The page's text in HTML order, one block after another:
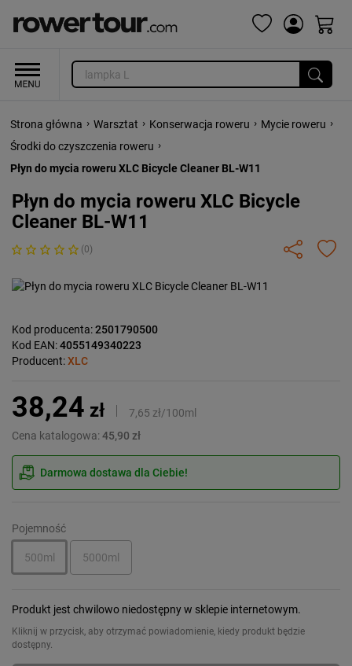
Strona główna › Warsztat › Konserwacja roweru › Mycie roweru ›
Środki do czyszczenia roweru ›
Płyn do mycia roweru XLC Bicycle Cleaner BL-W11
Płyn do mycia roweru XLC Bicycle
Cleaner BL-W11
(0)
Kod producenta:2501790500
Kod EAN:4055149340223
Producent:XLC
38,24 zł
7,65 zł/100ml
Cena katalogowa: 45,90 zł
Darmowa dostawa dla Ciebie!
Pojemność
500ml 5000ml
Produkt jest chwilowo niedostępny w sklepie internetowym.
Kliknij w przycisk, aby otrzymać powiadomienie, kiedy produkt będzie
dostępny.